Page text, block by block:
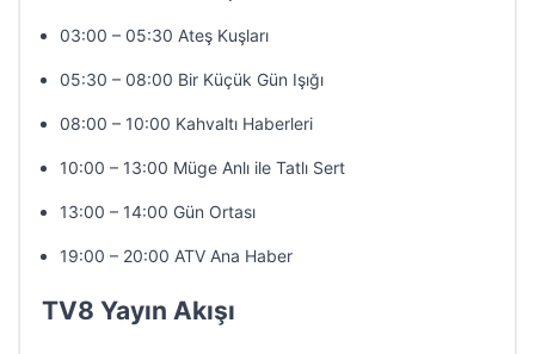
03:00 – 05:30 Ateş Kuşları
05:30 – 08:00 Bir Küçük Gün Işığı
08:00 – 10:00 Kahvaltı Haberleri
10:00 – 13:00 Müge Anlı ile Tatlı Sert
13:00 – 14:00 Gün Ortası
19:00 – 20:00 ATV Ana Haber
TV8 Yayın Akışı